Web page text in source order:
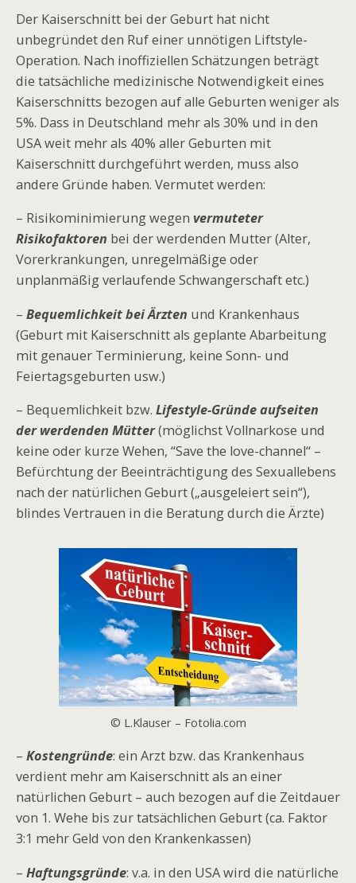
Der Kaiserschnitt bei der Geburt hat nicht
unbegründet den Ruf einer unnötigen Liftstyle-
Operation. Nach inoffiziellen Schätzungen beträgt
die tatsächliche medizinische Notwendigkeit eines
Kaiserschnitts bezogen auf alle Geburten weniger als
5%. Dass in Deutschland mehr als 30% und in den
USA weit mehr als 40% aller Geburten mit
Kaiserschnitt durchgeführt werden, muss also
andere Gründe haben. Vermutet werden:
– Risikominimierung wegen vermuteter
Risikofaktoren bei der werdenden Mutter (Alter,
Vorerkrankungen, unregelmäßige oder
unplanmäßig verlaufende Schwangerschaft etc.)
– Bequemlichkeit bei Ärzten und Krankenhaus
(Geburt mit Kaiserschnitt als geplante Abarbeitung
mit genauer Terminierung, keine Sonn- und
Feiertagsgeburten usw.)
– Bequemlichkeit bzw. Lifestyle-Gründe aufseiten
der werdenden Mütter(möglichst Vollnarkose und
keine oder kurze Wehen, “Save the love-channel“ –
Befürchtung der Beeinträchtigung des Sexuallebens
nach der natürlichen Geburt („ausgeleiert sein“),
blindes Vertrauen in die Beratung durch die Ärzte)
© L.Klauser – Fotolia.com
– Kostengründe: ein Arzt bzw. das Krankenhaus
verdient mehr am Kaiserschnitt als an einer
natürlichen Geburt – auch bezogen auf die Zeitdauer
von 1. Wehe bis zur tatsächlichen Geburt (ca. Faktor
3:1 mehr Geld von den Krankenkassen)
– Haftungsgründe: v.a. in den USA wird die natürliche